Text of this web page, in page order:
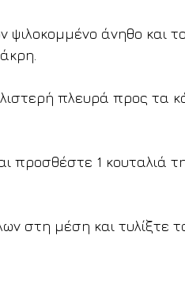
ψιλοκομμένο άνηθο και
πλευρά προς τα
προσθέστε 1 κουταλιά
στη μέση και τυλίξτε